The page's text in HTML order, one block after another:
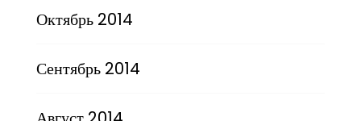
Октябрь 2014
Сентябрь 2014